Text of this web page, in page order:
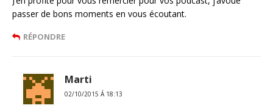
passer de bons moments en vous écoutant.
RÉPONDRE
Marti
02/10/2015 Á 18:13